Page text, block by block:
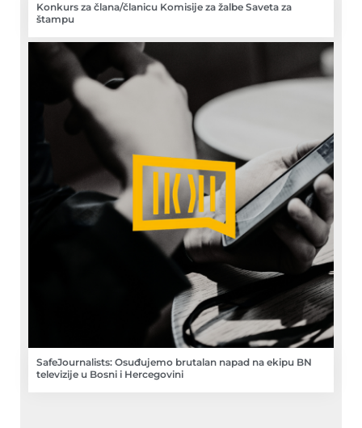
Konkurs za člana/članicu Komisije za žalbe Saveta za
štampu
SafeJournalists: Osuđujemo brutalan napad na ekipu BN
televizije u Bosni i Hercegovini